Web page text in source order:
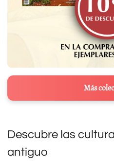
Más
Descubre las
antiguo